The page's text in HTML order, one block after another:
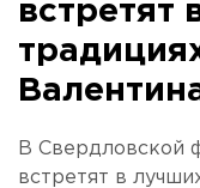
встретят
В Свердловской
встретят в